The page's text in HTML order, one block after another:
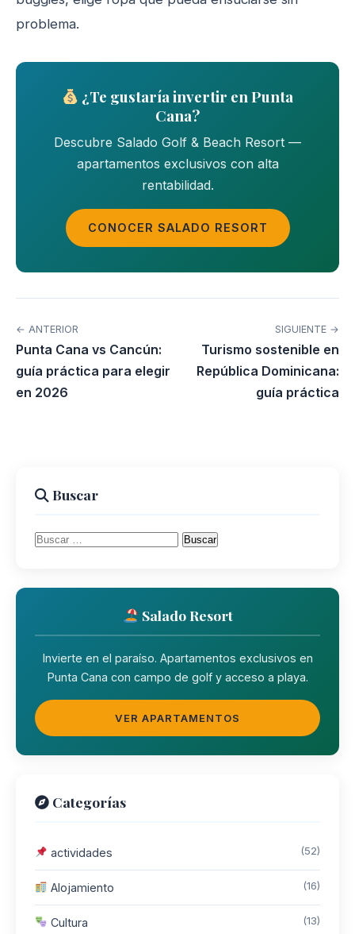
problema.
¿Te gustaría invertir en Punta
Cana?
Descubre Salado Golf & Beach Resort —
apartamentos exclusivos con alta
rentabilidad.
CONOCER SALADO RESORT
← ANTERIOR
Punta Cana vs Cancún:
guía práctica para elegir
en 2026
SIGUIENTE →
Turismo sostenible en
República Dominicana:
guía práctica
Buscar
Buscar:
Salado Resort
Invierte en el paraíso. Apartamentos exclusivos en
Punta Cana con campo de golf y acceso a playa.
VER APARTAMENTOS
Categorías
actividades (52)
Alojamiento (16)
Cultura (13)